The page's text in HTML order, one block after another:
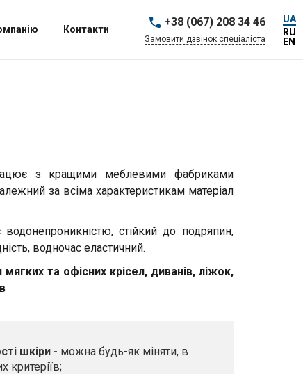
Контакти
+38 (067) 208 34 46
Замовити дзвінок спеціаліста
UA
RU
EN
з кращими меблевими фабриками
за всіма характеристикам матеріал
стійкий до подряпин,
водночас еластичний.
та офісних крісел, диванів, ліжок,
шкіри - можна будь-як міняти, в
критеріїв;